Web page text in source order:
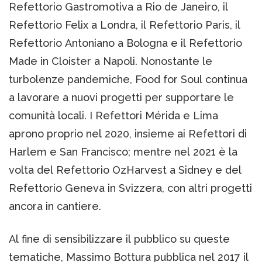
Refettorio Gastromotiva a Rio de Janeiro, il
Refettorio Felix a Londra, il Refettorio Paris, il
Refettorio Antoniano a Bologna e il Refettorio
Made in Cloister a Napoli. Nonostante le
turbolenze pandemiche, Food for Soul continua
a lavorare a nuovi progetti per supportare le
comunità locali. I Refettori Mérida e Lima
aprono proprio nel 2020, insieme ai Refettori di
Harlem e San Francisco; mentre nel 2021 è la
volta del Refettorio OzHarvest a Sidney e del
Refettorio Geneva in Svizzera, con altri progetti
ancora in cantiere.
Al fine di sensibilizzare il pubblico su queste
tematiche, Massimo Bottura pubblica nel 2017 il